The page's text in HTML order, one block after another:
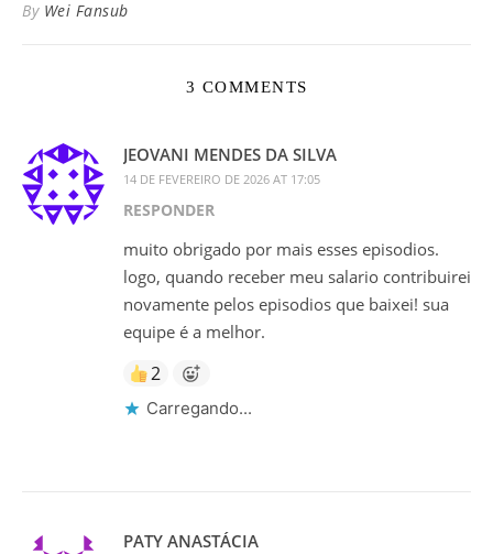
By Wei Fansub
3 COMMENTS
JEOVANI MENDES DA SILVA
14 DE FEVEREIRO DE 2026 AT 17:05
RESPONDER
muito obrigado por mais esses episodios.
logo, quando receber meu salario contribuirei
novamente pelos episodios que baixei! sua
equipe é a melhor.
2
Carregando...
PATY ANASTÁCIA